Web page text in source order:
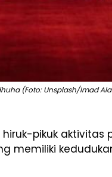
(Foto: Unsplash/Imad
pikuk aktivitas
memiliki